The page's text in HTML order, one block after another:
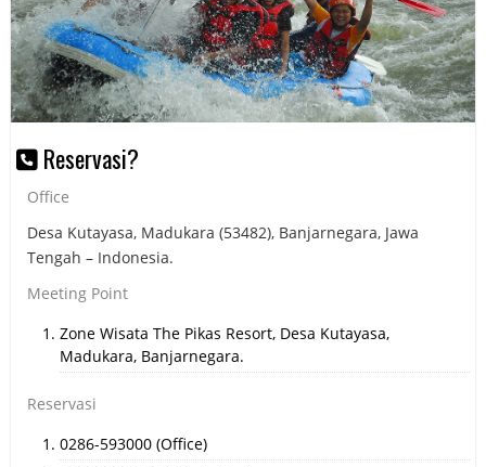
Reservasi?
Office
Desa Kutayasa, Madukara (53482), Banjarnegara, Jawa
Tengah – Indonesia.
Meeting Point
Zone Wisata The Pikas Resort, Desa Kutayasa,
Madukara, Banjarnegara.
Reservasi
0286-593000 (Office)